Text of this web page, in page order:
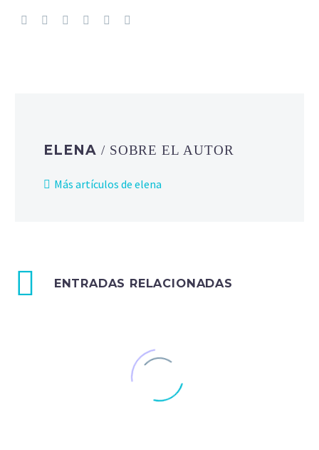
ELENA / SOBRE EL AUTOR
Más artículos de elena
ENTRADAS RELACIONADAS